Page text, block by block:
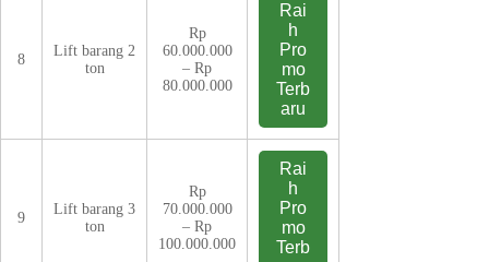
8
Lift barang 2
ton
Rp
60.000.000
– Rp
80.000.000
Rai
h
Pro
mo
Terb
aru
9
Lift barang 3
ton
Rp
70.000.000
– Rp
100.000.000
Rai
h
Pro
mo
Terb